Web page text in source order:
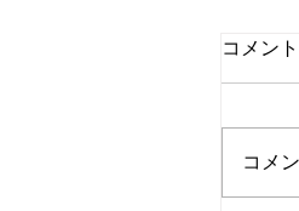
CM
BGM
を、
コメント
コメ